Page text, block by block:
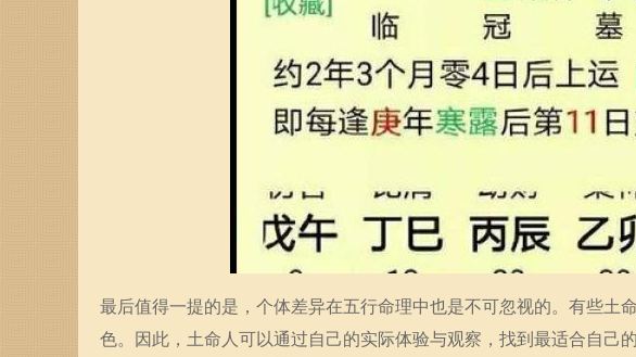
最后值得一提的是，个体差异在五行命理中也是不可忽视的。有些土
色。因此，土命人可以通过自己的实际体验与观察，找到最适合自己